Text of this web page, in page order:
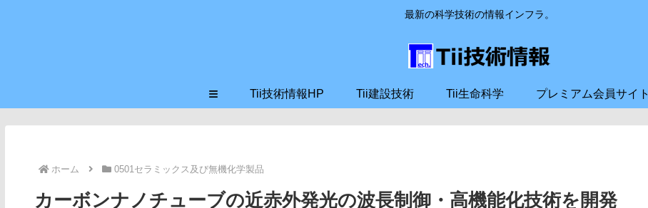
最新の科学技術の情報インフラ。
≡ Tii技術情報HP Tii建設技術 Tii生命科学 プレミアム会員サイト
ホーム 0501セラミックス及び無機化学製品
カーボンナノチューブの近赤外発光の波長制御・高機能化技術を開発